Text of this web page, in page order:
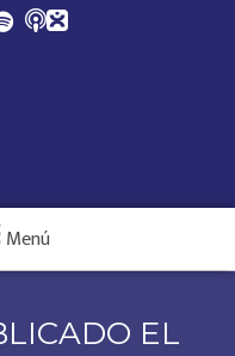
Menú
EL